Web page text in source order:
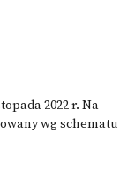
2022 r. Na
wg schematu